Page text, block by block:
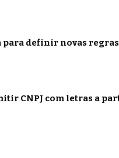
para definir novas
CNPJ com letras a